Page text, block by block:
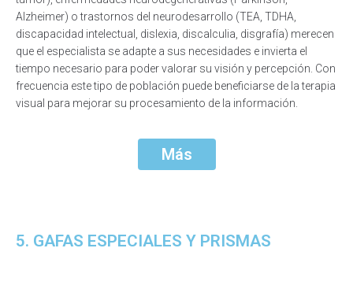
Alzheimer) o trastornos del neurodesarrollo (TEA, TDHA,
discapacidad intelectual, dislexia, discalculia, disgrafía) merecen
que el especialista se adapte a sus necesidades e invierta el
tiempo necesario para poder valorar su visión y percepción. Con
frecuencia este tipo de población puede beneficiarse de la terapia
visual para mejorar su procesamiento de la información.
Más
5. GAFAS ESPECIALES Y PRISMAS